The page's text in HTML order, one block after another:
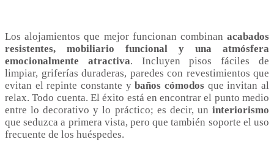
Los alojamientos que mejor funcionan combinan acabados
resistentes, mobiliario funcional y una atmósfera
emocionalmente atractiva. Incluyen pisos fáciles de
limpiar, griferías duraderas, paredes con revestimientos que
evitan el repinte constante ybaños cómodos que invitan al
relax. Todo cuenta. El éxito está en encontrar el punto medio
entre lo decorativo y lo práctico; es decir, un interiorismo
que seduzca a primera vista, pero que también soporte el uso
frecuente de los huéspedes.